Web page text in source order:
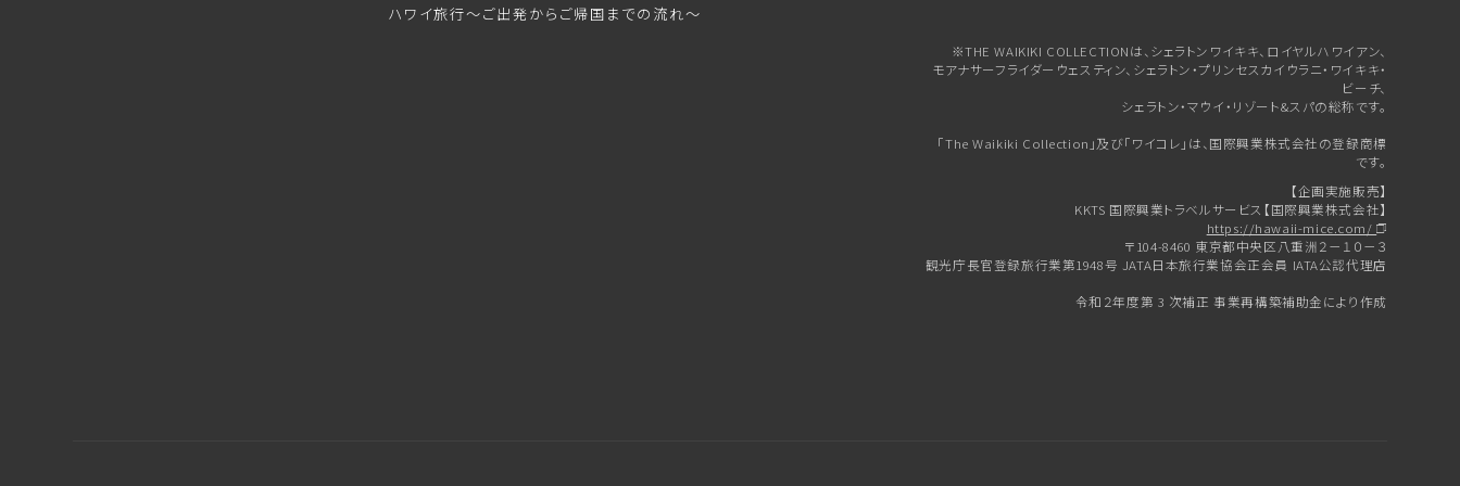
ハワイ旅行～ご出発からご帰国までの流れ～
※THE WAIKIKI COLLECTIONは、シェラトンワイキキ、 ロイヤルハワイアン、
モアナサーフライダーウェスティン、シェラトン・プリンセスカイウラニ・ワイキキ・
ビーチ、
シェラトン・マウイ・リゾート&スパの総称です。
「The Waikiki Collection」及び「ワイコレ」は、国際興業株式会社の登録商標
です。
【企画実施販売】
KKTS 国際興業トラベルサービス【国際興業株式会社】
https://hawaii-mice.com/
〒104-8460 東京都中央区八重洲２－１０－３
観光庁長官登録旅行業第1948号 JATA日本旅行業協会正会員 IATA公認代理店
令和２年度第 3 次補正 事業再構築補助金により作成